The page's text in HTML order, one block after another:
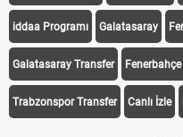
iddaa Programı Galatasaray
Galatasaray Transfer
Trabzonspor Transfer Canlı İzle